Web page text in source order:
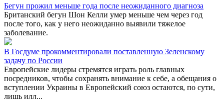
Бегун прожил меньше года после неожиданного диагноза
Британский бегун Шон Келли умер меньше чем через год
после того, как у него неожиданно выявили тяжелое
заболевание.
В Госдуме прокомментировали поставленную Зеленскому
задачу по России
Европейские лидеры стремятся играть роль главных
посредников, чтобы сохранять внимание к себе, а обещания о
вступлении Украины в Европейский союз остаются, по сути,
лишь илл...